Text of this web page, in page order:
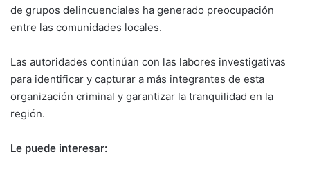
de grupos delincuenciales ha generado preocupación
entre las comunidades locales.
Las autoridades continúan con las labores investigativas
para identificar y capturar a más integrantes de esta
organización criminal y garantizar la tranquilidad en la
región.
Le puede interesar: